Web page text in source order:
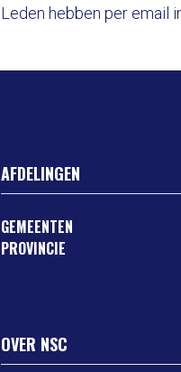
Leden hebben per email
AFDELINGEN
GEMEENTEN
PROVINCIE
OVER NSC